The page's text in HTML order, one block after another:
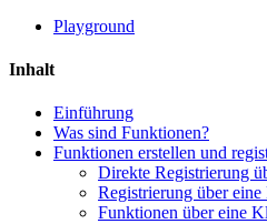
Playground
Inhalt
Einführung
Was sind Funktionen?
Funktionen erstellen und
Direkte Registrierung
Registrierung über eine
Funktionen über eine